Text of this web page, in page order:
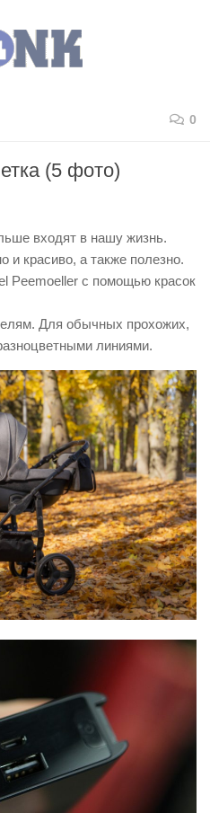
0
(5 фото)
входят в нашу жизнь.
и красиво, а также полезно.
Peemoeller с помощью красок
Для обычных прохожих,
линиями.